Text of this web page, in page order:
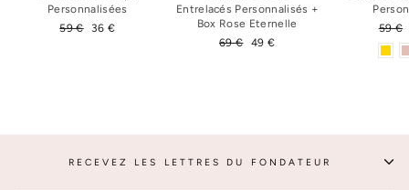
Personnalisées
Prix
59 €
Prix
36 €
Entrelacés Personnalisés +
Box Rose Eternelle
Prix
69 €
Prix
49 €
Prix
59 €
RECEVEZ LES LETTRES DU FONDATEUR